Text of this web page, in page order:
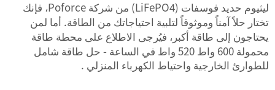
ليثيوم حديد فوسفات (LiFePO4) من شركة Poforce، فإنك
تختار حلاً آمناً وموثوقاً لتلبية احتياجاتك من الطاقة. أما لمن
يحتاجون إلى طاقة أكبر، فيُرجى الاطلاع على محطة طاقة
محمولة 600 واط 520 واط في الساعة - حل طاقة شامل
للطوارئ الخارجية واحتياط الكهرباء المنزلي .